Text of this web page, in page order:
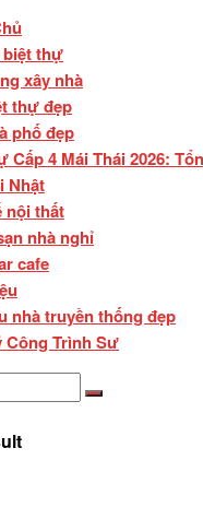
biệt thự
xây nhà
thự đẹp
phố đẹp
Cấp 4 Mái Thái 2026:
Nhật
nội thất
nhà nghỉ
cafe
nhà truyền thống đẹp
Công Trình Sư